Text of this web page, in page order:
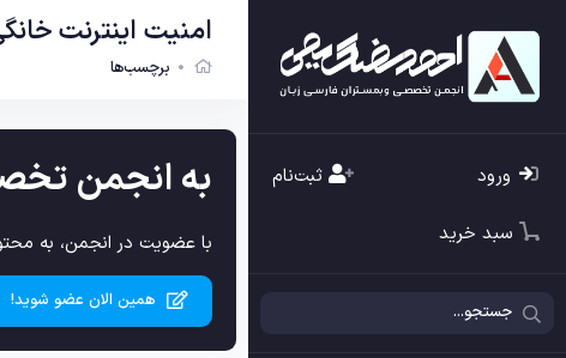
ورود ثبت‌نام
سبد خرید
امنیت اینترنت
برچسب‌ها
به انجمن
با عضویت در انجمن، به
همین الان عضو شوید!